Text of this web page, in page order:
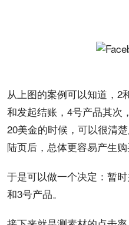
从上图的案例可以知道，2
和发起结账，4号产品其次
20美金的时候，可以很清
陆页后，总体更容易产生购
于是可以做一个决定：暂
和3号产品。